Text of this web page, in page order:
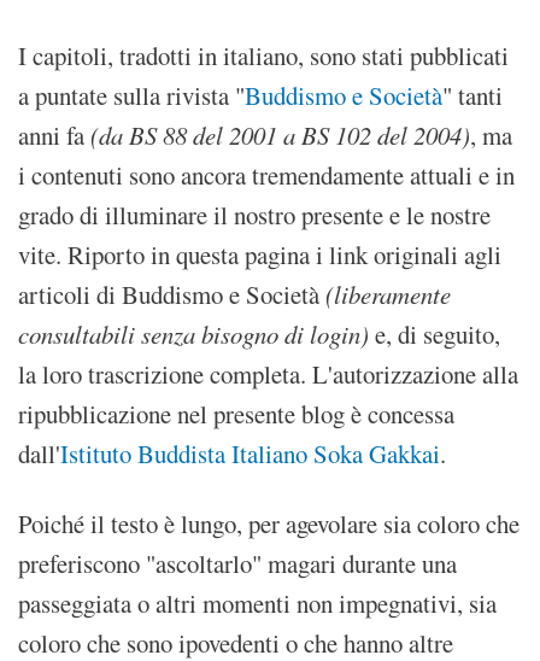
I capitoli, tradotti in italiano, sono stati pubblicati
a puntate sulla rivista "Buddismo e Società" tanti
anni fa (da BS 88 del 2001 a BS 102 del 2004), ma
i contenuti sono ancora tremendamente attuali e in
grado di illuminare il nostro presente e le nostre
vite. Riporto in questa pagina i link originali agli
articoli di Buddismo e Società (liberamente
consultabili senza bisogno di login) e, di seguito,
la loro trascrizione completa. L'autorizzazione alla
ripubblicazione nel presente blog è concessa
dall'Istituto Buddista Italiano Soka Gakkai.
Poiché il testo è lungo, per agevolare sia coloro che
preferiscono "ascoltarlo" magari durante una
passeggiata o altri momenti non impegnativi, sia
coloro che sono ipovedenti o che hanno altre